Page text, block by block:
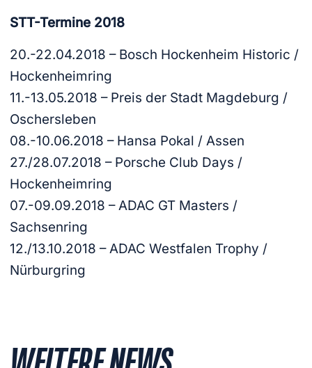
STT-Termine 2018
20.-22.04.2018 – Bosch Hockenheim Historic /
Hockenheimring
11.-13.05.2018 – Preis der Stadt Magdeburg /
Oschersleben
08.-10.06.2018 – Hansa Pokal / Assen
27./28.07.2018 – Porsche Club Days /
Hockenheimring
07.-09.09.2018 – ADAC GT Masters /
Sachsenring
12./13.10.2018 – ADAC Westfalen Trophy /
Nürburgring